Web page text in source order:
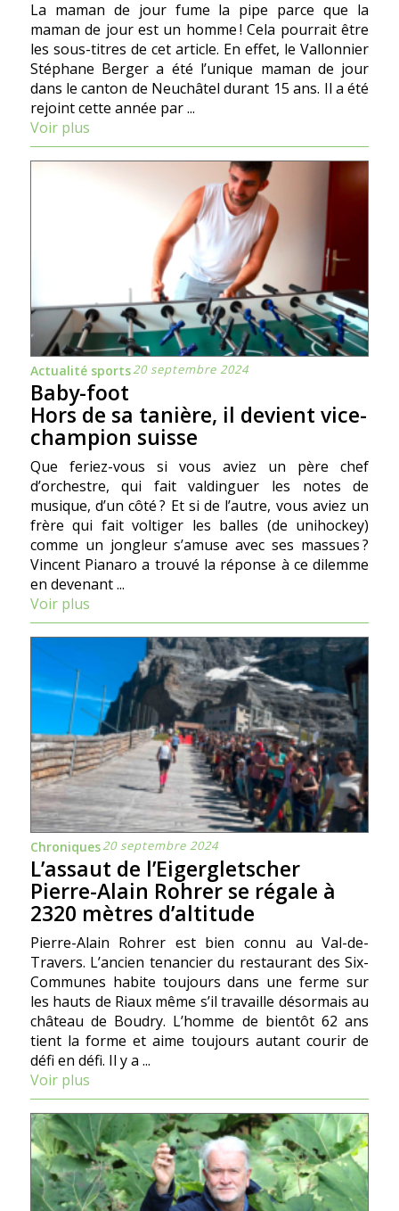
La maman de jour fume la pipe parce que la
maman de jour est un homme ! Cela pourrait être
les sous-titres de cet article. En effet, le Vallonnier
Stéphane Berger a été l’unique maman de jour
dans le canton de Neuchâtel durant 15 ans. Il a été
rejoint cette année par ...
Voir plus
Actualité sports20 septembre 2024
Baby-foot
Hors de sa tanière, il devient vice-
champion suisse
Que feriez-vous si vous aviez un père chef
d’orchestre, qui fait valdinguer les notes de
musique, d’un côté ? Et si de l’autre, vous aviez un
frère qui fait voltiger les balles (de unihockey)
comme un jongleur s’amuse avec ses massues ?
Vincent Pianaro a trouvé la réponse à ce dilemme
en devenant ...
Voir plus
Chroniques20 septembre 2024
L’assaut de l’Eigergletscher
Pierre-Alain Rohrer se régale à
2320 mètres d’altitude
Pierre-Alain Rohrer est bien connu au Val-de-
Travers. L’ancien tenancier du restaurant des Six-
Communes habite toujours dans une ferme sur
les hauts de Riaux même s’il travaille désormais au
château de Boudry. L’homme de bientôt 62 ans
tient la forme et aime toujours autant courir de
défi en défi. Il y a ...
Voir plus